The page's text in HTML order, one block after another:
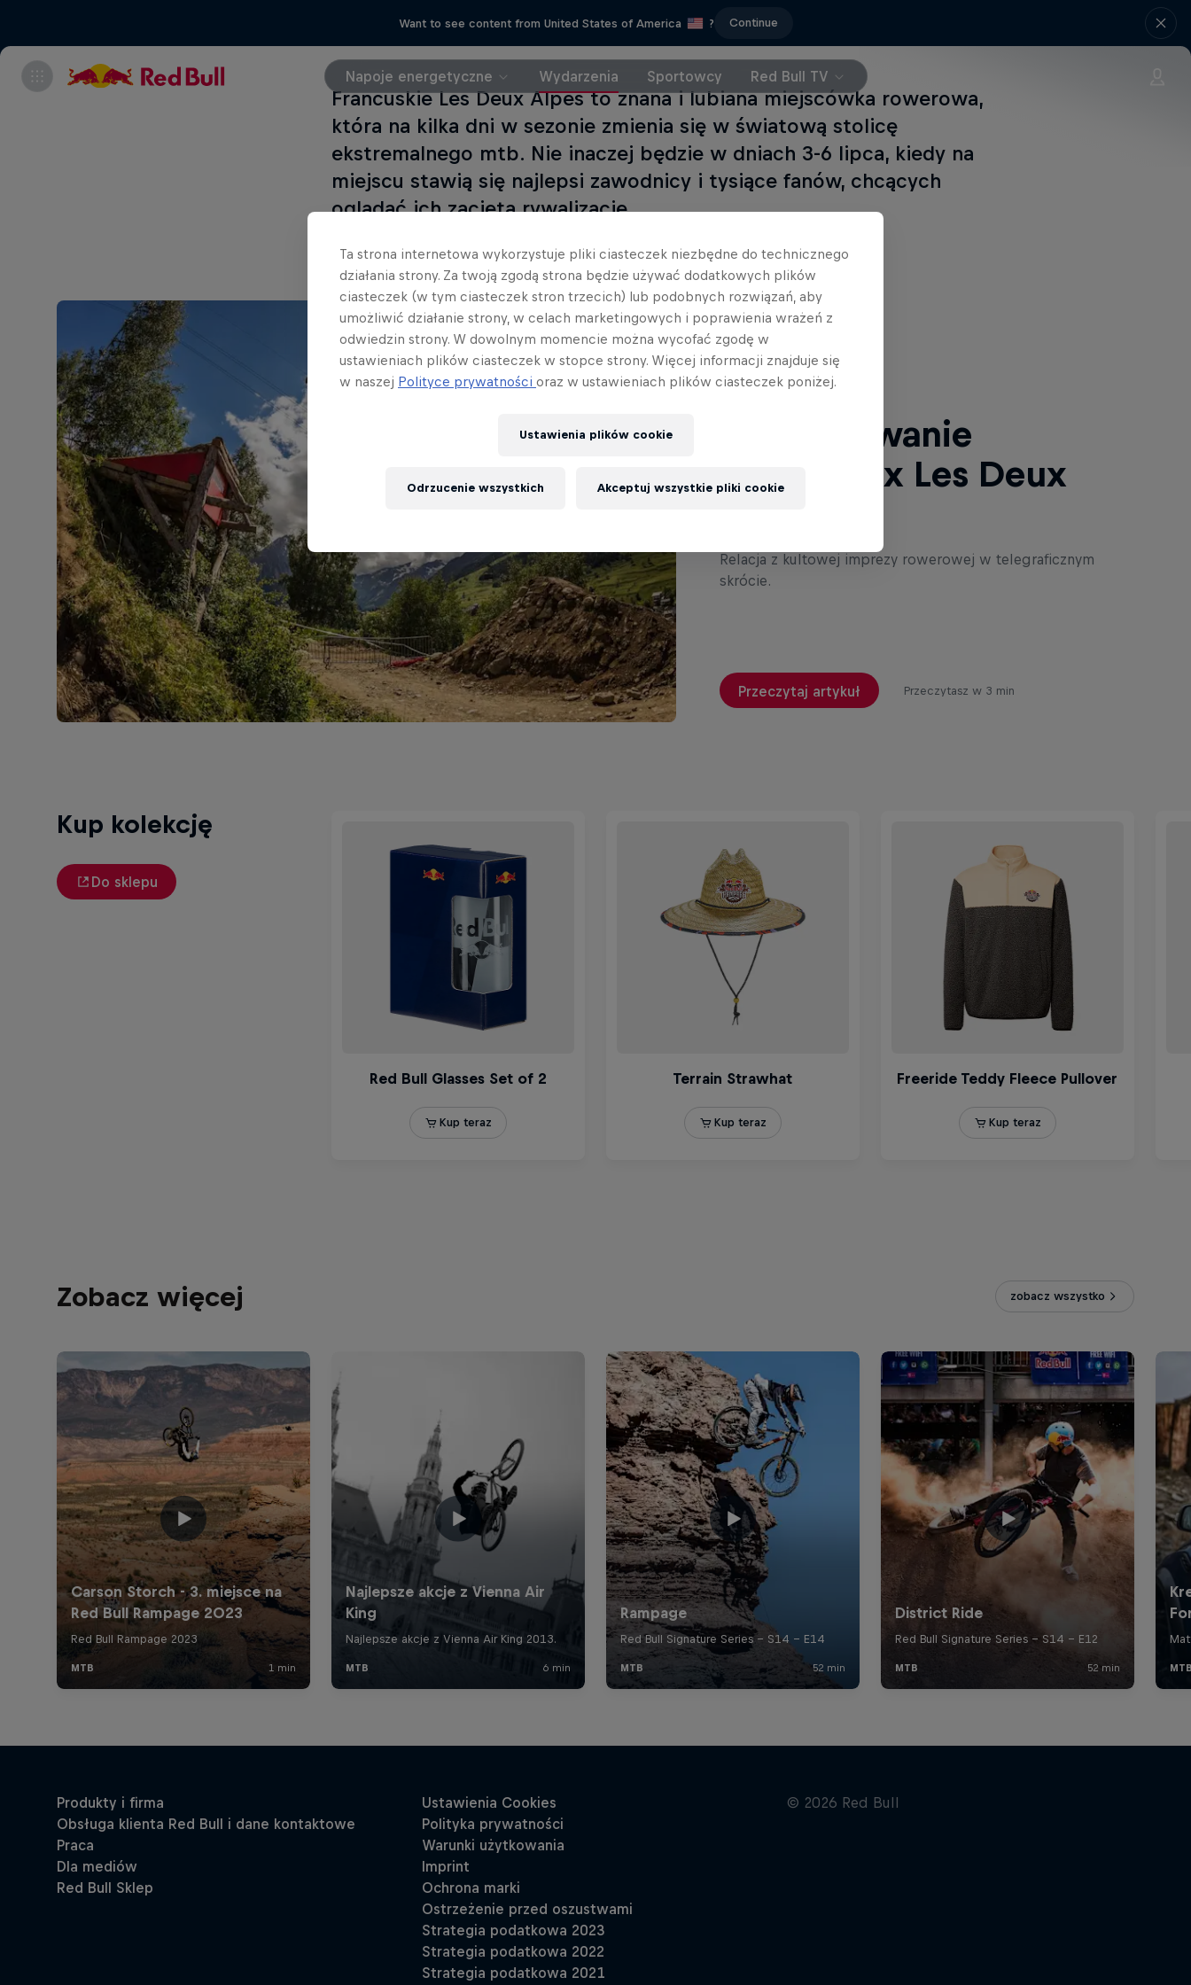
Want to see content from United States of America ? Continue
Napoje energetyczne Wydarzenia Sportowcy Red Bull TV
Francuskie Les Deux Alpes to znana i lubiana miejscówka rowerowa,
która na kilka dni w sezonie zmienia się w światową stolicę
ekstremalnego mtb. Nie inaczej będzie w dniach 3-6 lipca, kiedy na
miejscu stawią się najlepsi zawodnicy i tysiące fanów, chcących
oglądać ich zaciętą rywalizację.
Czytaj dalej
Podsumowanie
Crankworx Les Deux
Relacja z kultowej imprezy rowerowej w telegraficznym
skrócie.
Przeczytaj artykuł Przeczytasz w 3 min
Kup kolekcję
Do sklepu
Zobacz więcej zobacz wszystko
Ta strona internetowa wykorzystuje pliki ciasteczek niezbędne do technicznego
działania strony. Za twoją zgodą strona będzie używać dodatkowych plików
ciasteczek (w tym ciasteczek stron trzecich) lub podobnych rozwiązań, aby
umożliwić działanie strony, w celach marketingowych i poprawienia wrażeń z
odwiedzin strony. W dowolnym momencie można wycofać zgodę w
ustawieniach plików ciasteczek w stopce strony. Więcej informacji znajduje się
w naszej Polityce prywatności oraz w ustawieniach plików ciasteczek poniżej.
Ustawienia plików cookie
Odrzucenie wszystkich Akceptuj wszystkie pliki cookie